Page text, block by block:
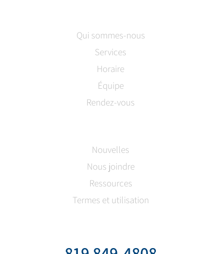
Qui sommes-nous
Services
Horaire
Équipe
Rendez-vous
Nouvelles
Nous joindre
Ressources
Termes et utilisation